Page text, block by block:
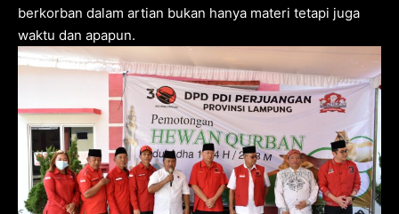
berkorban dalam artian bukan hanya materi tetapi juga
waktu dan apapun.